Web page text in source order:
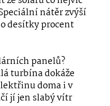
nátěr zvýší
desítky procent
panelů?
turbína dokáže
doma i v
jí jen slabý vítr